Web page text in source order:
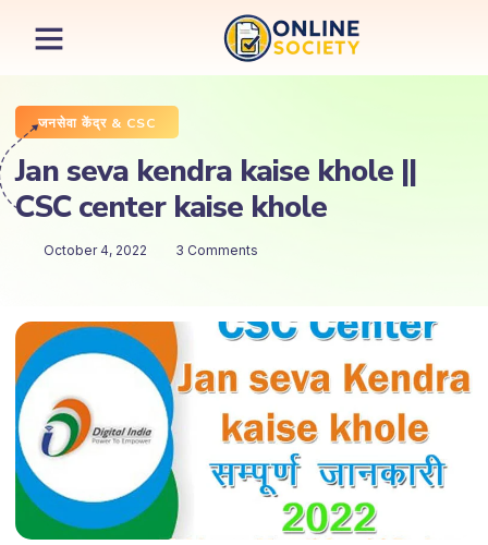
जनसेवा केंद्र & CSC
Jan seva kendra kaise khole ||
CSC center kaise khole
October 4, 2022 3 Comments